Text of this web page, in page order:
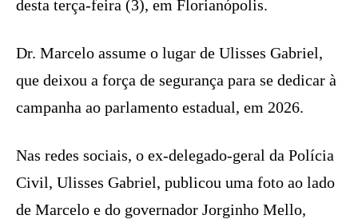
desta terça-feira (3), em Florianópolis.
Dr. Marcelo assume o lugar de Ulisses Gabriel,
que deixou a força de segurança para se dedicar à
campanha ao parlamento estadual, em 2026.
Nas redes sociais, o ex-delegado-geral da Polícia
Civil, Ulisses Gabriel, publicou uma foto ao lado
de Marcelo e do governador Jorginho Mello,